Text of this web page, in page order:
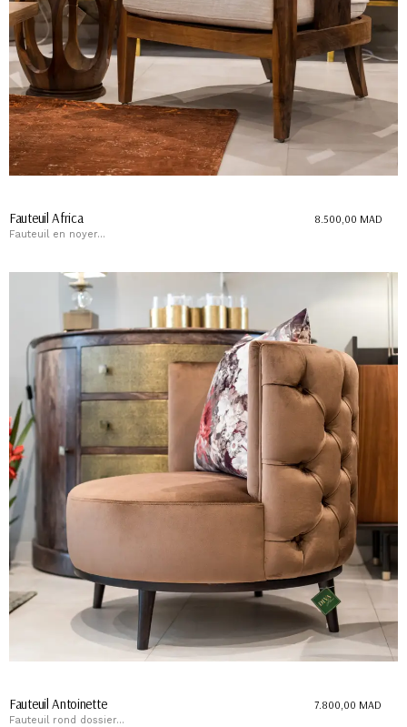
Fauteuil Africa
Fauteuil en noyer...
8.500,00 MAD
Fauteuil Antoinette
Fauteuil rond dossier...
7.800,00 MAD